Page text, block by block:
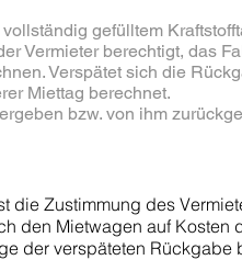
gefülltem
Vermieter berechtigt, das
Verspätet sich die
Miettag berechnet.
bzw. von ihm
die Zustimmung des
den Mietwagen auf Kosten
der verspäteten Rückgabe